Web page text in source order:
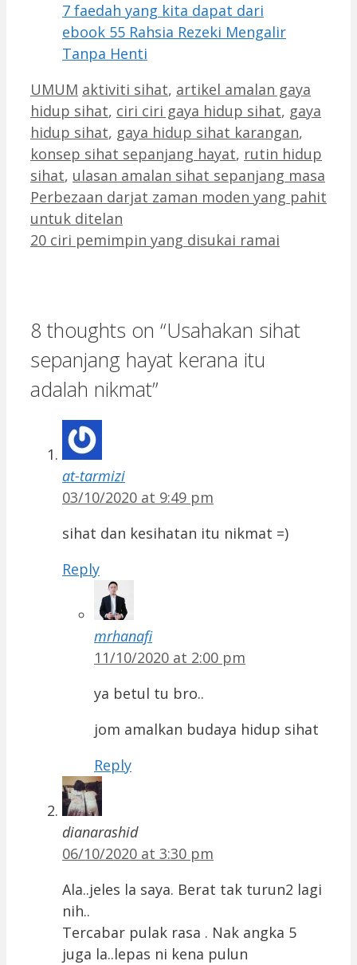
7 faedah yang kita dapat dari
ebook 55 Rahsia Rezeki Mengalir
Tanpa Henti
Categories
UMUM Tags
aktiviti sihat, artikel amalan gaya
hidup sihat, ciri ciri gaya hidup sihat, gaya
hidup sihat, gaya hidup sihat karangan,
konsep sihat sepanjang hayat, rutin hidup
sihat, ulasan amalan sihat sepanjang masa
Perbezaan darjat zaman moden yang pahit
untuk ditelan
20 ciri pemimpin yang disukai ramai
8 thoughts on “Usahakan sihat
sepanjang hayat kerana itu
adalah nikmat”
at-tarmizi
03/10/2020 at 9:49 pm
sihat dan kesihatan itu nikmat =)
Reply
mrhanafi
11/10/2020 at 2:00 pm
ya betul tu bro..
jom amalkan budaya hidup sihat
Reply
dianarashid
06/10/2020 at 3:30 pm
Ala..jeles la saya. Berat tak turun2 lagi
nih..
Tercabar pulak rasa . Nak angka 5
juga la..lepas ni kena pulun